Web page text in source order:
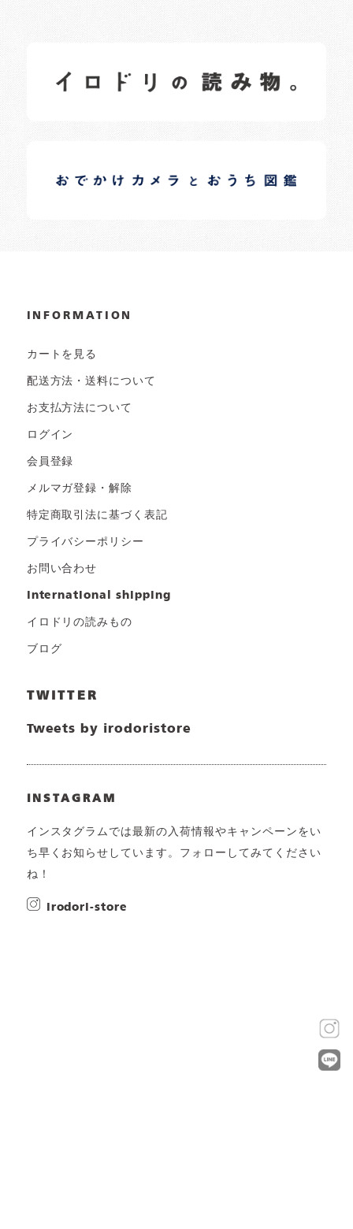
日常の様子など随時更新中です。
日常の様子など随時更新中です。
INFORMATION
カートを見る
配送方法・送料について
お支払方法について
ログイン
会員登録
メルマガ登録・解除
特定商取引法に基づく表記
プライバシーポリシー
お問い合わせ
international shipping
イロドリの読みもの
ブログ
TWITTER
Tweets by irodoristore
INSTAGRAM
インスタグラムでは最新の入荷情報やキャンペーンをい
ち早くお知らせしています。フォローしてみてください
ね！
irodori-store